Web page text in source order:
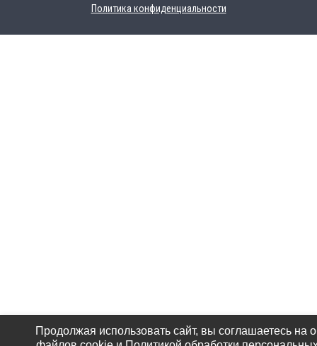
Политика конфиденциальности
Продолжая использовать сайт, вы соглашаетесь на